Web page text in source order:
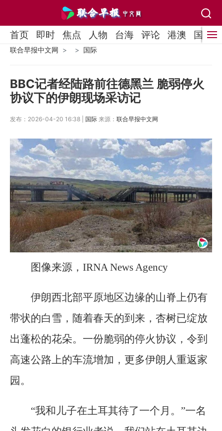
首页 即时 焦点 人物 台海 评论 港澳 国际
联合早报中文网 国际
BBC记者经陆路前往德黑兰 脆弱停火
协议下的伊朗现场采访记
发布：2026-04-20 16:38 | 国际 来源： 联合早报中文网
图像来源，IRNA News Agency
伊朗西北部平原地区边缘的山脊上仍有
带状的白雪，随着春天的到来，杏树已绽放
出蓬松的花朵。一份脆弱的停火协议，令到
高速公路上的车流增加，更多伊朗人重返家
园。
“我和儿子在土耳其待了一个月。”一名